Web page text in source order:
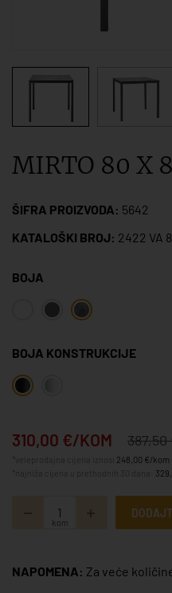
MIRTO 80 X
ŠIFRA PROIZVODA: 5642
KATALOŠKI BROJ: 2422 VA
BOJA
BOJA KONSTRUKCIJE
310,00 €/KOM 387,50
248,00 €/kom
kom
NAPOMENA: Za veće